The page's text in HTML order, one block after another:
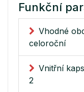
Funkční
Vhodné
celoroční
Vnitřní
2